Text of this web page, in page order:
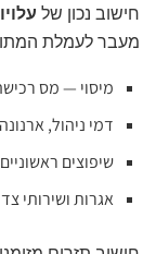
חישוב נכון של
מעבר לעמלת
מיסוי — מס
דמי ניהול,
שיפוצים
אגרות ושירותי